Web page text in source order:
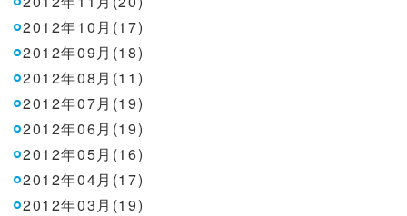
2012年10月(17)
2012年09月(18)
2012年08月(11)
2012年07月(19)
2012年06月(19)
2012年05月(16)
2012年04月(17)
2012年03月(19)